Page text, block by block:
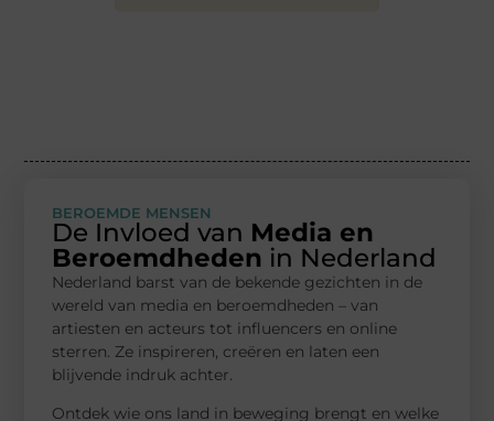
BEROEMDE MENSEN
De Invloed van Media en
Beroemdheden in Nederland
Nederland barst van de bekende gezichten in de
wereld van media en beroemdheden – van
artiesten en acteurs tot influencers en online
sterren. Ze inspireren, creëren en laten een
blijvende indruk achter.
Ontdek wie ons land in beweging brengt en welke